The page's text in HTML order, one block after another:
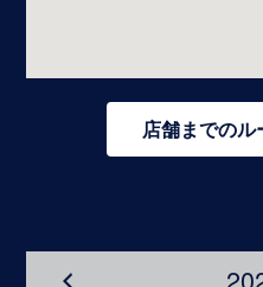
店舗までのル